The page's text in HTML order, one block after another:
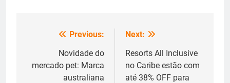
Navegação
Previous:
Novidade do
mercado pet: Marca
australiana
Next:
Resorts All Inclusive
no Caribe estão com
até 38% OFF para